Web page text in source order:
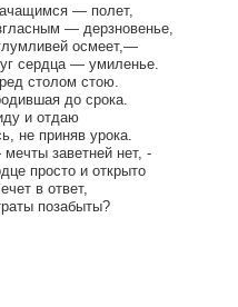
— полет,
— дерзновенье,
осмеет,—
сердца — умиленье.
столом стою.
до срока.
и отдаю
не приняв урока.
заветней нет, -
просто и открыто
в ответ,
позабыты?